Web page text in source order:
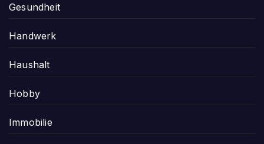
Gesundheit
Handwerk
Haushalt
Hobby
Immobilie